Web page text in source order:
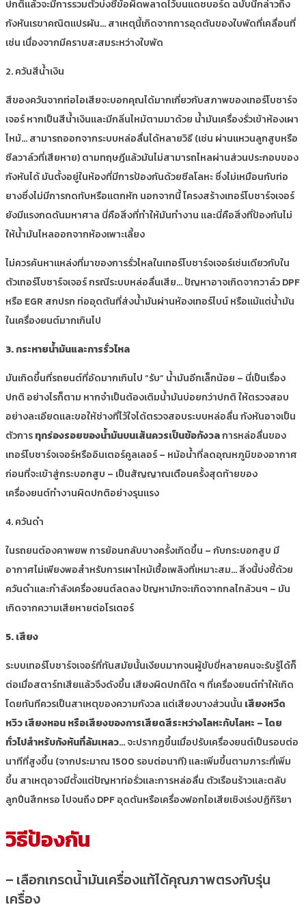
ปกติแล้วจะมีการรวมตัวบ่งชี้ข้อผิดพลาดไว้บนแดชบอร์ด ฉบับนี้กล่าวถึง
กังหันเรขาคณิตแปรผัน… สาเหตุนี้เกิดจากการอุดตันของใบพัดที่เคลื่อนที่
เช่น เนื่องจากมีคราบสะสมระหว่างใบพัด
2. ควันสีน้ำเงิน
สีของควันจากท่อไอเสียจะบอกคุณได้มากเกี่ยวกับสภาพของเทอร์โบชาร์จ
เจอร์ หากเป็นสีน้ำเงินและมีกลิ่นไหม้ตามมาด้วย น้ำมันเครื่องรั่วเข้าห้องเผา
ไหม้… สามารถออกจากระบบหล่อลื่นได้หลายวิธี (เช่น ผ่านแหวนลูกสูบหรือ
ซีลวาล์วที่เสียหาย) ตามทฤษฎีแล้วมันไม่สามารถไหลผ่านส่วนประกอบของ
กังหันได้ มันตั้งอยู่ในห้องที่มีการป้องกันด้วยซีลโลหะ ซึ่งไม่เหมือนกับท่อ
ยางซึ่งไม่มีการกดทับหรือแตกหัก นอกจากนี้ โครงสร้างเทอร์โบชาร์จเจอร์
ยังมีแรงกดดันมหาศาล นี่คือสิ่งที่ทำให้มันทำงาน และนี่คือสิ่งที่ป้องกันไม่
ให้น้ำมันไหลออกจากห้องเพาะเลี้ยง
ไม่ควรค้นหาแหล่งที่มาของการรั่วไหลในเทอร์โบชาร์จเจอร์เช่นเดียวกับใน
ตัวเทอร์โบชาร์จเจอร์ กรณีระบบหล่อลื่นเสีย… ปัญหาอาจเกิดจากวาล์ว DPF
หรือ EGR สกปรก ท่ออุดตันที่ส่งน้ำมันผ่านห้องเทอร์ไบน์ หรือแม้แต่น้ำมัน
ในเครื่องยนต์มากเกินไป
3. กระหายน้ำมันและการรั่วไหล
มันเกิดขึ้นที่รถยนต์ที่อัดมากเกินไป “รับ” น้ำมันอีกเล็กน้อย – นี่เป็นเรื่อง
ปกติ อย่างไรก็ตาม หากจำเป็นต้องเติมน้ำมันบ่อยกว่าปกติ ให้ตรวจสอบ
อย่างละเอียดและขอให้ช่างที่ไว้ใจได้ตรวจสอบระบบหล่อลื่น กังหันอาจเป็น
ตัวการทุกร่องรอยของน้ำมันบนเส้นควรเป็นข้อกังวลการหล่อลื่นของ
เทอร์โบชาร์จเจอร์หรืออินเตอร์คูลเลอร์ – หม้อน้ำที่ลดอุณหภูมิของอากาศ
ก่อนที่จะเข้าสู่กระบอกสูบ – เป็นสัญญาณเตือนครั้งสุดท้ายของ
เครื่องยนต์ทำงานผิดปกติอย่างรุนแรง
4. ควันดำ
ในรถยนต์องคาพยพ การย้อนกลับบางครั้งเกิดขึ้น – กับกระบอกสูบ มี
อากาศไม่เพียงพอสำหรับการเผาไหม้เชื้อเพลิงที่เหมาะสม… สิ่งนี้บ่งชี้ด้วย
ควันดำและกำลังเครื่องยนต์ลดลง ปัญหามักจะเกิดจากกลไกล้วนๆ – มัน
เกิดจากความเสียหายต่อโรเตอร์
5. เสียง
ระบบเทอร์โบชาร์จเจอร์ที่ทันสมัยนั้นเงียบมากจนผู้ขับขี่หลายคนจะรับรู้ได้ก็
ต่อเมื่อสตาร์ทเสียแล้วจึงดังขึ้น เสียงผิดปกติใด ๆ ที่เครื่องยนต์ทำให้เกิด
โดยทันทีควรเป็นสาเหตุของความกังวล แต่เสียงบางส่วนนั้น เสียงหวีด
หวิว เสียงหอน หรือเสียงของการเสียดสีระหว่างโลหะกับโลหะ – โดย
ทั่วไปสำหรับกังหันที่ล้มเหลว… จะปรากฏขึ้นเมื่อปรับเครื่องยนต์เป็นรอบต่อ
นาทีที่สูงขึ้น (จากประมาณ 1500 รอบต่อนาที) และเพิ่มขึ้นตามภาระที่เพิ่ม
ขึ้น สาเหตุอาจมีตั้งแต่ปัญหาท่อรั่วและการหล่อลื่น ตัวเรือนร้าวและตลับ
ลูกปืนสึกหรอ ไปจนถึง DPF อุดตันหรือเครื่องฟอกไอเสียเชิงเร่งปฏิกิริยา
วิธีป้องกัน
– เลือกเกรดน้ำมันเครื่องแท้ได้คุณภาพตรงกับรุ่น
เครื่อง